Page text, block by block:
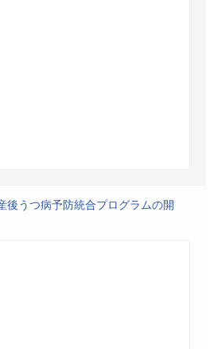
後うつ病予防統合プログラムの開